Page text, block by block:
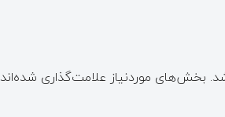
بخش‌های موردنیاز علامت‌گذاری شده‌اند